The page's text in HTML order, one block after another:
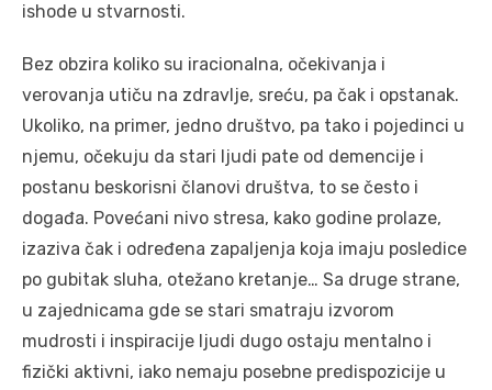
ishode u stvarnosti.
Bez obzira koliko su iracionalna, očekivanja i
verovanja utiču na zdravlje, sreću, pa čak i opstanak.
Ukoliko, na primer, jedno društvo, pa tako i pojedinci u
njemu, očekuju da stari ljudi pate od demencije i
postanu beskorisni članovi društva, to se često i
događa. Povećani nivo stresa, kako godine prolaze,
izaziva čak i određena zapaljenja koja imaju posledice
po gubitak sluha, otežano kretanje… Sa druge strane,
u zajednicama gde se stari smatraju izvorom
mudrosti i inspiracije ljudi dugo ostaju mentalno i
fizički aktivni, iako nemaju posebne predispozicije u